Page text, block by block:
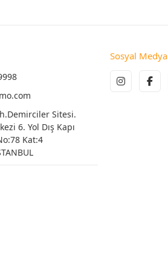
Sitesi.
6. Yol Dış Kapı
Kat:4
Sosyal Medya